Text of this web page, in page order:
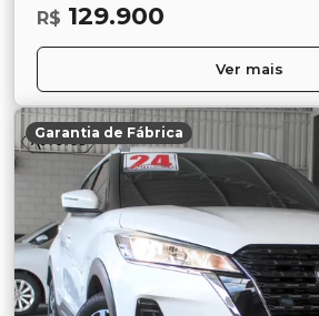
R$ 129.900
Ver mais
Garantia de Fábrica